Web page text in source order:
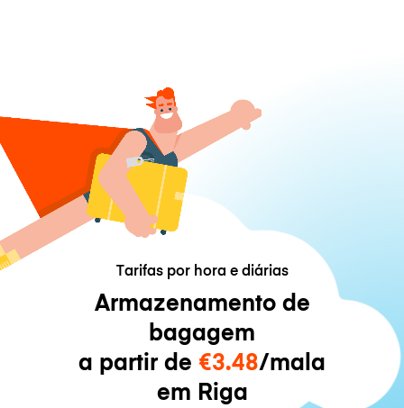
Tarifas por hora e diárias
Armazenamento de
bagagem
a partir de €3.48/mala
em Riga